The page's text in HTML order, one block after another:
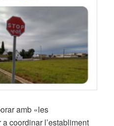
amb «les
coordinar l’establiment